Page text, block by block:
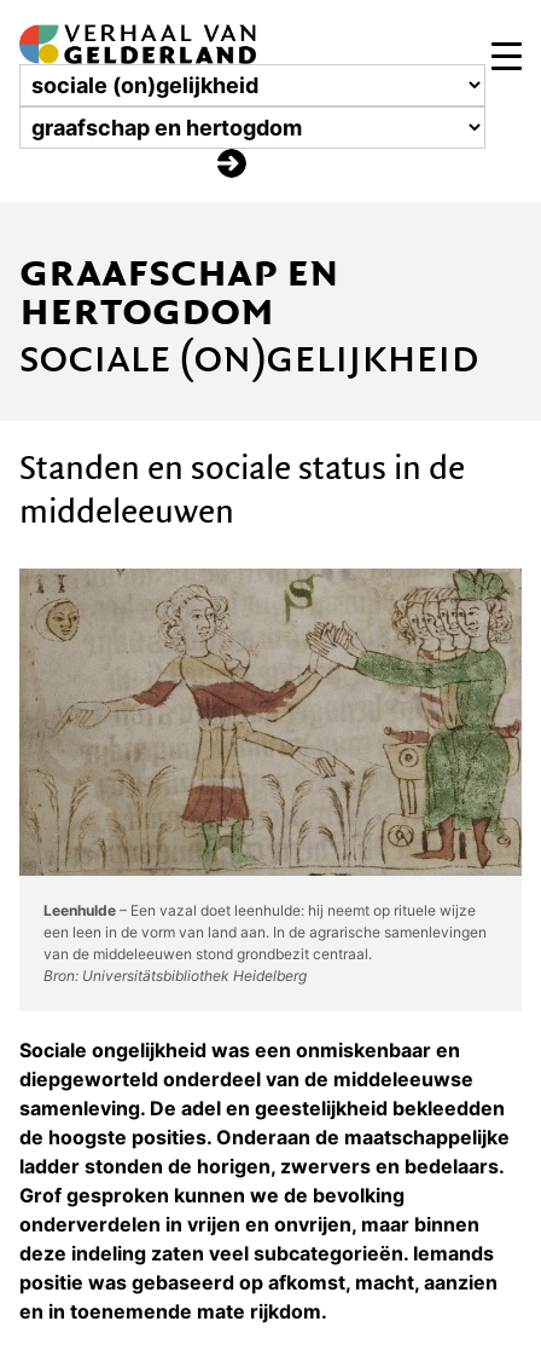
graafschap en
hertogdom
sociale (on)gelijkheid
Standen en sociale status in de
middeleeuwen
Leenhulde – Een vazal doet leenhulde: hij neemt op rituele wijze
een leen in de vorm van land aan. In de agrarische samenlevingen
van de middeleeuwen stond grondbezit centraal.
Bron: Universitätsbibliothek Heidelberg
Sociale ongelijkheid was een onmiskenbaar en
diepgeworteld onderdeel van de middeleeuwse
samenleving. De adel en geestelijkheid bekleedden
de hoogste posities. Onderaan de maatschappelijke
ladder stonden de horigen, zwervers en bedelaars.
Grof gesproken kunnen we de bevolking
onderverdelen in vrijen en onvrijen, maar binnen
deze indeling zaten veel subcategorieën. Iemands
positie was gebaseerd op afkomst, macht, aanzien
en in toenemende mate rijkdom.